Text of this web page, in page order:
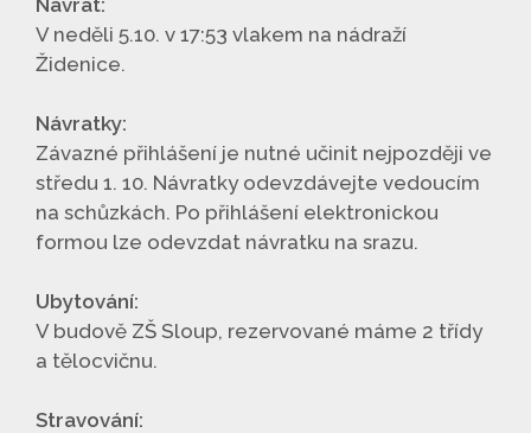
V neděli 5.10. v 17:53 vlakem na nádraží
Židenice.
Návratky:
Závazné přihlášení je nutné učinit nejpozději ve
středu 1. 10. Návratky odevzdávejte vedoucím
na schůzkách. Po přihlášení elektronickou
formou lze odevzdat návratku na srazu.
Ubytování:
V budově ZŠ Sloup, rezervované máme 2 třídy
a tělocvičnu.
Stravování: